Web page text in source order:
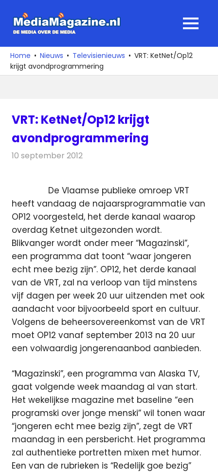
naar
media
over
de
MENU
Home Nieuws Televisienieuws
VRT: KetNet/Op12
krijgt avondprogrammering
VRT: KetNet/Op12 krijgt
avondprogrammering
10 september 2012
De Vlaamse publieke omroep VRT
heeft vandaag de najaarsprogrammatie van
OP12 voorgesteld, het derde kanaal waarop
overdag Ketnet uitgezonden wordt.
Blikvanger wordt onder meer “Magazinski”,
een programma dat toont “waar jongeren
echt mee bezig zijn”. OP12, het derde kanaal
van de VRT, zal na verloop van tijd minstens
vijf dagen per week 20 uur uitzenden met ook
aandacht voor bijvoorbeeld sport en cultuur.
Volgens de beheersovereenkomst van de VRT
moet OP12 vanaf september 2013 na 20 uur
een volwaardig jongerenaanbod aanbieden.
“Magazinski”, een programma van Alaska TV,
gaat volgende week maandag al van start.
Het wekelijkse magazine met baseline “een
programski over jonge menski” wil tonen waar
“jongeren echt mee bezig zijn”, zegt de VRT
maandag in een persbericht. Het programma
zal authentieke portretten mixen met humor.
Een van de rubrieken is “Redelijk goe bezig”